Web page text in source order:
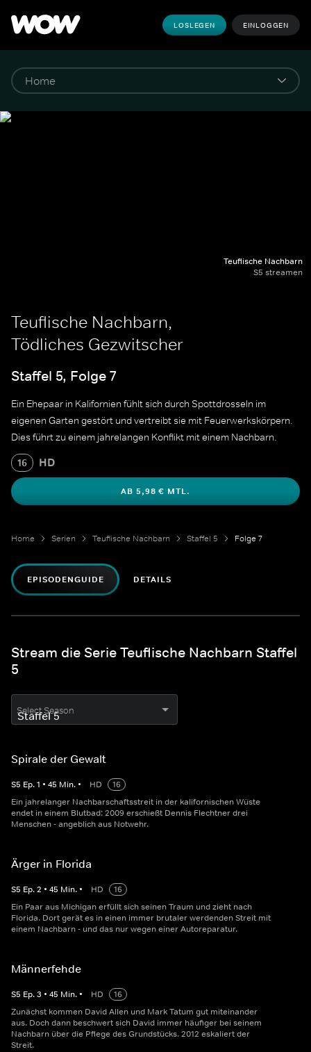
LOSLEGEN EINLOGGEN
Teuflische Nachbarn
S5 streamen
Teuflische Nachbarn,
Tödliches Gezwitscher
Staffel 5, Folge 7
Ein Ehepaar in Kalifornien fühlt sich durch Spottdrosseln im
eigenen Garten gestört und vertreibt sie mit Feuerwerkskörpern.
Dies führt zu einem jahrelangen Konflikt mit einem Nachbarn.
16 HD
AB 5,98 € MTL.
Home Serien Teuflische Nachbarn Staffel 5 Folge 7
EPISODENGUIDE DETAILS
Stream die Serie Teuflische Nachbarn Staffel
5
Select Season
Spirale der Gewalt
S5 Ep.1 • 45 Min. • HD
16
Ein jahrelanger Nachbarschaftsstreit in der kalifornischen Wüste
endet in einem Blutbad: 2009 erschießt Dennis Flechtner drei
Menschen - angeblich aus Notwehr.
Ärger in Florida
S5 Ep.2 • 45 Min. • HD
16
Ein Paar aus Michigan erfüllt sich seinen Traum und zieht nach
Florida. Dort gerät es in einen immer brutaler werdenden Streit mit
einem Nachbarn - und das nur wegen einer Autoreparatur.
Männerfehde
S5 Ep.3 • 45 Min. • HD
16
Zunächst kommen David Allen und Mark Tatum gut miteinander
aus. Doch dann beschwert sich David immer häufiger bei seinem
Nachbarn über die Pflege des Grundstücks. 2012 eskaliert der
Streit.